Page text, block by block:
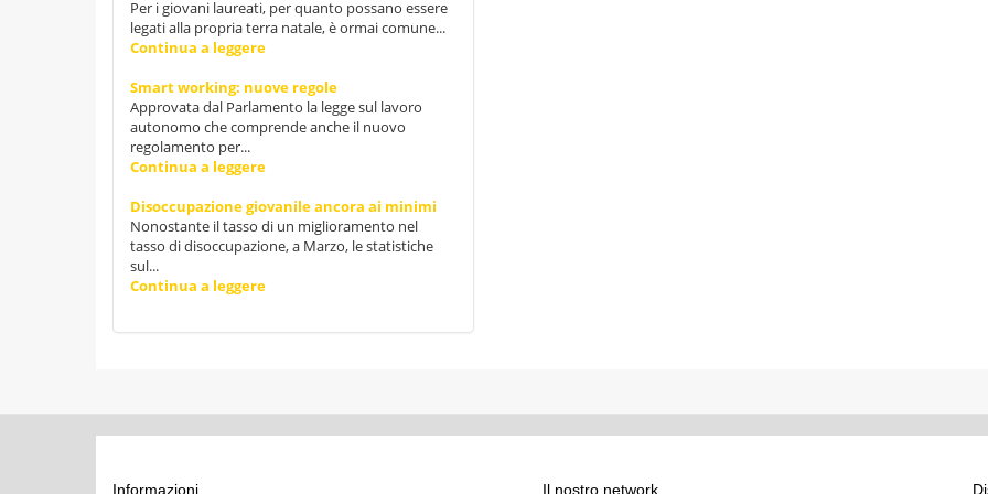
Per i giovani laureati, per quanto possano essere
legati alla propria terra natale, è ormai comune...
Continua a leggere
Smart working: nuove regole
Approvata dal Parlamento la legge sul lavoro
autonomo che comprende anche il nuovo
regolamento per...
Continua a leggere
Disoccupazione giovanile ancora ai minimi
Nonostante il tasso di un miglioramento nel
tasso di disoccupazione, a Marzo, le statistiche
sul...
Continua a leggere
Informazioni Il nostro network